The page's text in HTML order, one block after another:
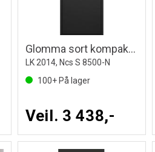
Glomma sort kompakt slett
LK 2014, Ncs S 8500-N
100+ På lager
Veil. 3 438,-